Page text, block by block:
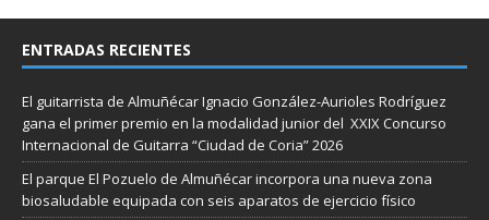
ENTRADAS RECIENTES
El guitarrista de Almuñécar Ignacio González-Aurioles Rodríguez
gana el primer premio en la modalidad junior del XXIX Concurso
Internacional de Guitarra “Ciudad de Coria” 2026
El parque El Pozuelo de Almuñécar incorpora una nueva zona
biosaludable equipada con seis aparatos de ejercicio físico